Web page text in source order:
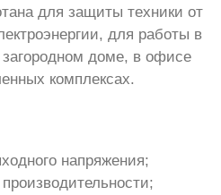
для защиты техники от
для работы в
доме, в офисе
комплексах.
напряжения;